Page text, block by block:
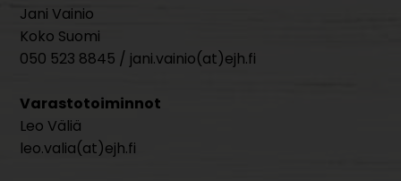
Jani Vainio
Koko Suomi
050 523 8845 / jani.vainio(at)ejh.fi
Varastotoiminnot
Leo Väliä
leo.valia(at)ejh.fi